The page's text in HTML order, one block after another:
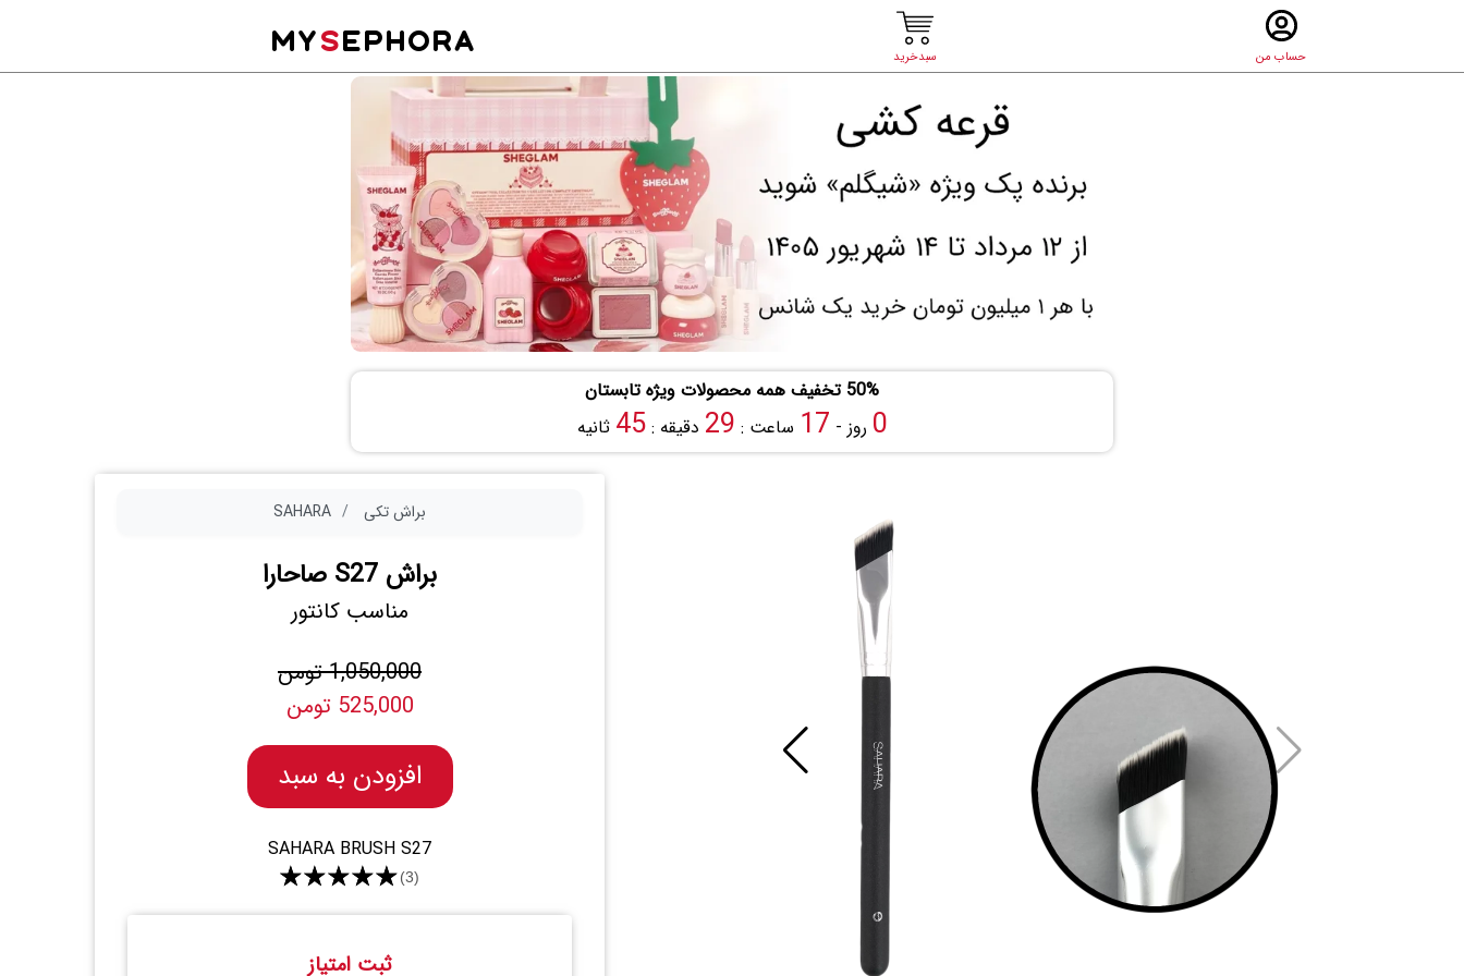
حساب من سبدخرید
MYSEPHORA
50% تخفیف همه محصولات ویژه تابستان
0 روز - 17 ساعت : 29 دقیقه :44 ثانیه
براش تکی SAHARA
براش S27 صاحارا
مناسب کانتور
1,050,000 تومن
525,000 تومن
افزودن به سبد
SAHARA BRUSH S27
★★★★★(3)
ثبت امتیاز